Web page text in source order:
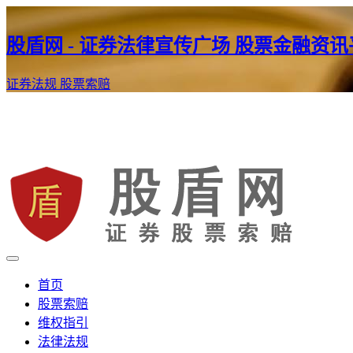
股盾网 - 证券法律宣传广场 股票金融资讯
证券法规 股票索赔
股盾网
证券股票维权网
首页
股票索赔
维权指引
法律法规